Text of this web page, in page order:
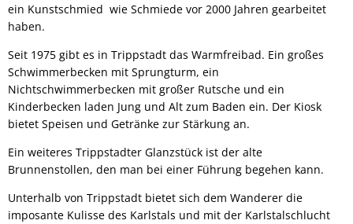
ein Kunstschmied wie Schmiede vor 2000 Jahren gearbeitet
haben.
Seit 1975 gibt es in Trippstadt das Warmfreibad. Ein großes
Schwimmerbecken mit Sprungturm, ein
Nichtschwimmerbecken mit großer Rutsche und ein
Kinderbecken laden Jung und Alt zum Baden ein. Der Kiosk
bietet Speisen und Getränke zur Stärkung an.
Ein weiteres Trippstadter Glanzstück ist der alte
Brunnenstollen, den man bei einer Führung begehen kann.
Unterhalb von Trippstadt bietet sich dem Wanderer die
imposante Kulisse des Karlstals und mit der Karlstalschlucht